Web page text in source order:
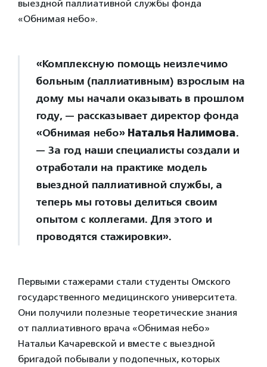
выездной паллиативной службы фонда
«Обнимая небо».
«Комплексную помощь неизлечимо
больным (паллиативным) взрослым на
дому мы начали оказывать в прошлом
году, — рассказывает директор фонда
«Обнимая небо» Наталья Налимова.
— За год наши специалисты создали и
отработали на практике модель
выездной паллиативной службы, а
теперь мы готовы делиться своим
опытом с коллегами. Для этого и
проводятся стажировки».
Первыми стажерами стали студенты Омского
государственного медицинского университета.
Они получили полезные теоретические знания
от паллиативного врача «Обнимая небо»
Натальи Качаревской и вместе с выездной
бригадой побывали у подопечных, которых